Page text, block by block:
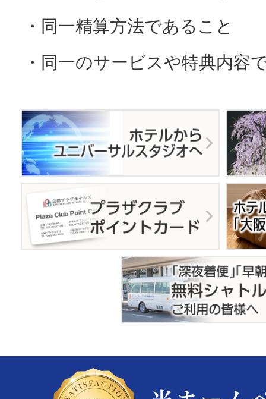
・同一精算方法であること
・同一のサービスや特典内容